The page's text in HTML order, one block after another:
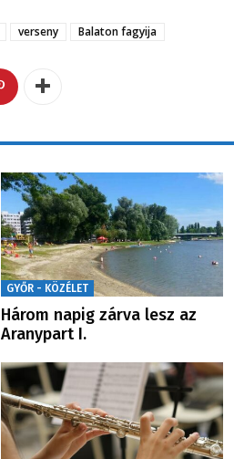
verseny Balaton fagyija
GYŐR - KÖZÉLET
Három napig zárva lesz az
Aranypart I.